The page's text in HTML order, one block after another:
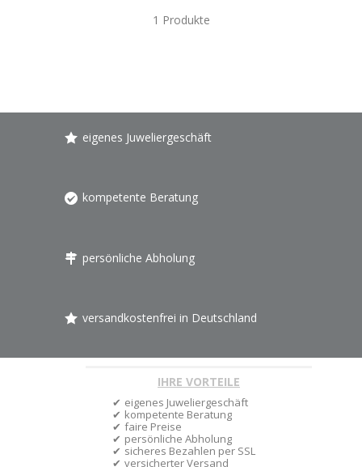
1 Produkte
eigenes Juweliergeschäft
kompetente Beratung
persönliche Abholung
versandkostenfrei in Deutschland
IHRE VORTEILE
eigenes Juweliergeschäft
kompetente Beratung
faire Preise
persönliche Abholung
sicheres Bezahlen per SSL
versicherter Versand